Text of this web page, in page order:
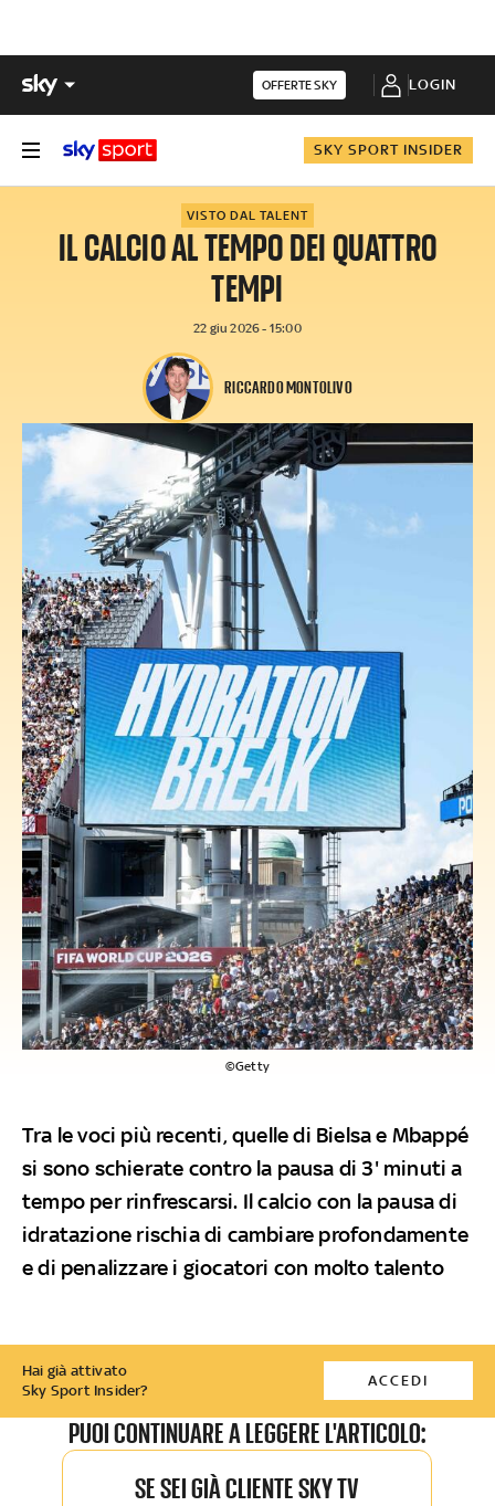
OFFERTE SKY LOGIN
SKY SPORT INSIDER
VISTO DAL TALENT
IL CALCIO AL TEMPO DEI QUATTRO
TEMPI
22 giu 2026 - 15:00
RICCARDO MONTOLIVO
©Getty
Tra le voci più recenti, quelle di Bielsa e Mbappé
si sono schierate contro la pausa di 3' minuti a
tempo per rinfrescarsi. Il calcio con la pausa di
idratazione rischia di cambiare profondamente
e di penalizzare i giocatori con molto talento
Hai già attivato
Sky Sport Insider?
ACCEDI
PUOI CONTINUARE A LEGGERE L'ARTICOLO:
SE SEI GIÀ CLIENTE SKY TV